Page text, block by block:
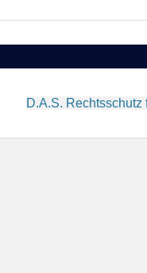
D.A.S. Rechtsschutz